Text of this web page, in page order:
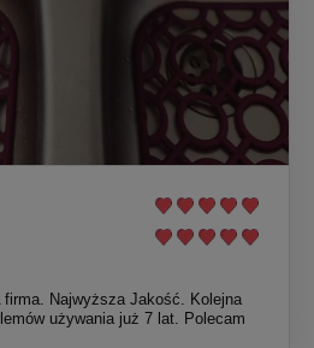
Najwyższa Jakość. Kolejna
używania już 7 lat. Polecam